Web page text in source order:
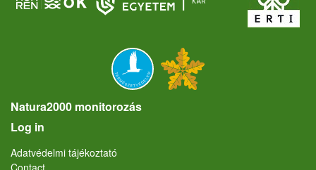
Natura2000 monitorozás
User account menu
Log in
Lábléc
Adatvédelmi tájékoztató